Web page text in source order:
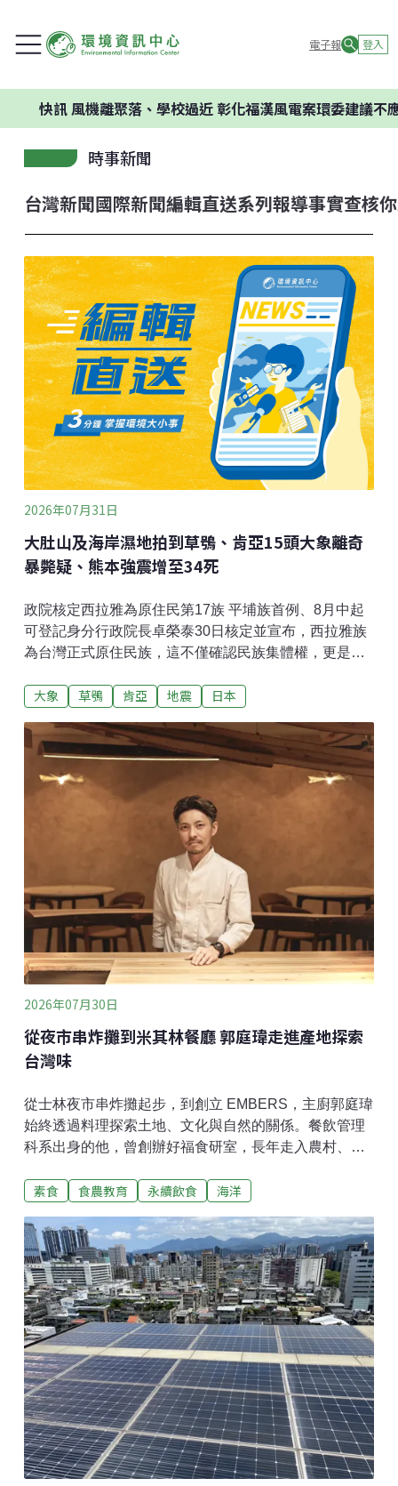
電子報 登入
風機離聚落、學校過近 彰化福漢風電案環委建議不應開發
時事新聞
台灣新聞國際新聞編輯直送系列報導事實查核
2026年07月31日
大肚山及海岸濕地拍到草鴞、肯亞15頭大象離奇
暴斃疑、熊本強震增至34死
政院核定西拉雅為原住民第17族 平埔族首例、8月中起
可登記身分行政院長卓榮泰30日核定並宣布，西拉雅族
為台灣正式原住民族，這不僅確認民族集體權，更是對
請核定，請原民會持續審議，2027年原住民族相關預算
草鴞 相隔半世紀現蹤中部地區林業保育署台中分署近年
在台中大肚台地淺山及海岸濕地，營造友善棲地並架設
相機監測，近日成功拍攝到草鴞身影，更新中部活動範
圍的紀錄，將續推動復育，逐步串聯友善棲地。過去一
般認為草鴞分布熱區多位於台南、嘉義、高雄及屏東等
南部地區，但歷史紀錄顯示，1960年代大肚山台地曾有
草鴞繁殖紀錄，顯示大肚山台地及周邊草生環境，可能
曾是草鴞的重要棲地之一。（中央社報導）
大象 草鴞 肯亞 地震 日本
2026年07月30日
從夜市串炸攤到米其林餐廳 郭庭瑋走進產地探索
台灣味
從士林夜市串炸攤起步，到創立 EMBERS，主廚郭庭瑋
始終透過料理探索土地、文化與自然的關係。餐飲管理
科系出身的他，曾創辦好福食研室，長年走入農村、山
料理語言。2021年創立EMBERS後，以台灣食材、柴燒
（2022～2025）獲得米其林綠星肯定。近年更以「全植
物」、「雜魚學」等研究型菜單重新思考植物、海洋與
永續飲食，並與蘇立中共同出版《iá 野植風味學》系
列，從野生植物、採集文化與風味研究出發，持續探索
屬於台灣的飲食文化與風土樣貌，成為近年台灣最具代
表性的永續料理實踐者之一。從夜市串炸到EMBERS 郭
庭瑋在土地與食材之間尋找台灣味郭庭瑋回憶，初入社
會時最早從事酒水吧台相關工作。創業後，因為一間店
什麼事都要自己來，廚房人手不足、營運成本需要控
管，他便親自下場補位。幾次跟朋友創業的經驗，讓
素食 食農教育 永續飲食 海洋